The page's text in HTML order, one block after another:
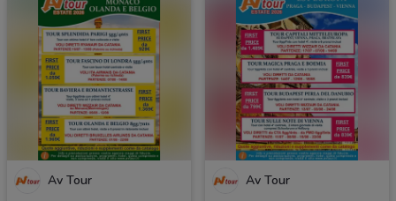
Av Tour Av Tour